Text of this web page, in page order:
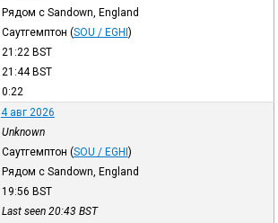
Рядом с Sandown, England
Саутгемптон (SOU / EGHI)
21:22 BST
21:44BST
0:22
4 авг 2026
Unknown
Саутгемптон (SOU / EGHI)
Рядом с Sandown, England
19:56 BST
Last seen 20:43 BST